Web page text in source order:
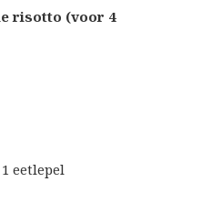
risotto (voor 4
eetlepel